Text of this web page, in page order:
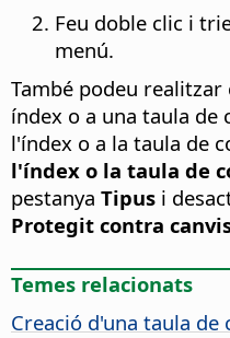
Feu doble clic i
menú.
També podeu
índex o a una taula de
l'índex o a la taula de
l'índex o la taula de
pestanya Tipus i
Protegit contra
Temes relacionats
Creació d'una taula de